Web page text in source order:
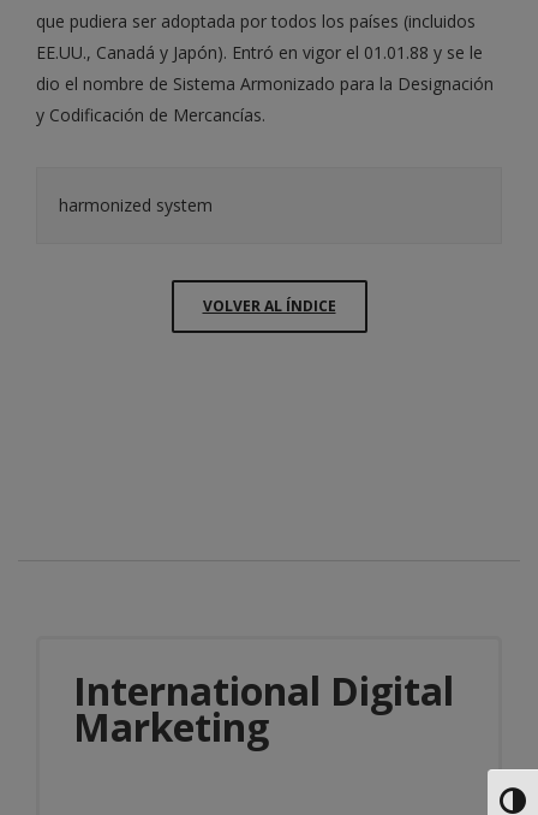
que pudiera ser adoptada por todos los países (incluidos
EE.UU., Canadá y Japón). Entró en vigor el 01.01.88 y se le
dio el nombre de Sistema Armonizado para la Designación
y Codificación de Mercancías.
harmonized system
VOLVER AL ÍNDICE
International Digital
Marketing